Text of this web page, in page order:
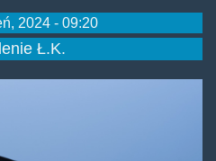
2024 - 09:20
Ł.K.